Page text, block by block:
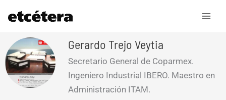
contenido
Gerardo Trejo Veytia
Secretario General de Coparmex.
Ingeniero Industrial IBERO. Maestro en
Administración ITAM.